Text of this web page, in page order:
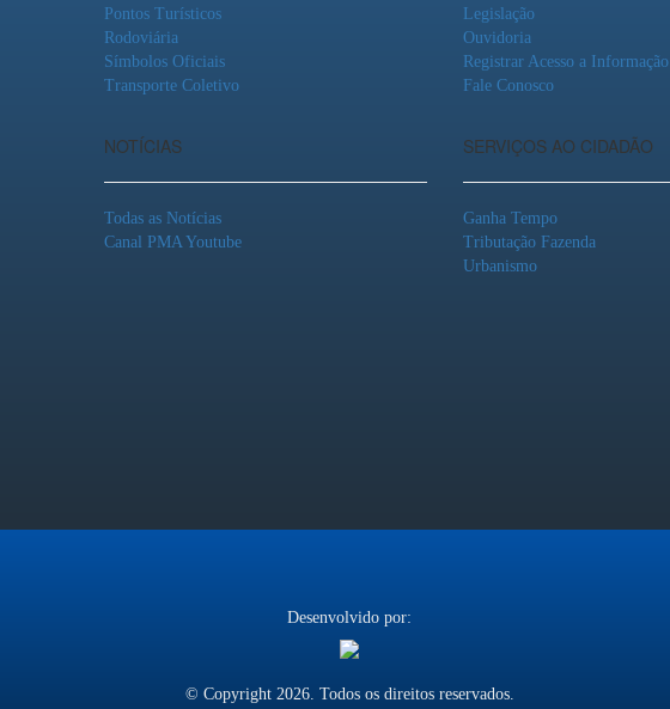
Pontos Turísticos
Rodoviária
Símbolos Oficiais
Transporte Coletivo
NOTÍCIAS
Todas as Notícias
Canal PMA Youtube
Legislação
Ouvidoria
Registrar Acesso a Informação
Fale Conosco
SERVIÇOS AO CIDADÃO
Ganha Tempo
Tributação Fazenda
Urbanismo
Desenvolvido por:
© Copyright 2026. Todos os direitos reservados.